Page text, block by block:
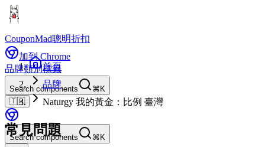
CouponMad聰明折扣
加到 Chrome
品牌類別標籤
Search components
⌘K
🇹🇼
Search components ⌘K
首頁
品牌
Naturgy 我的黃金：比例 臺灣
常見問題